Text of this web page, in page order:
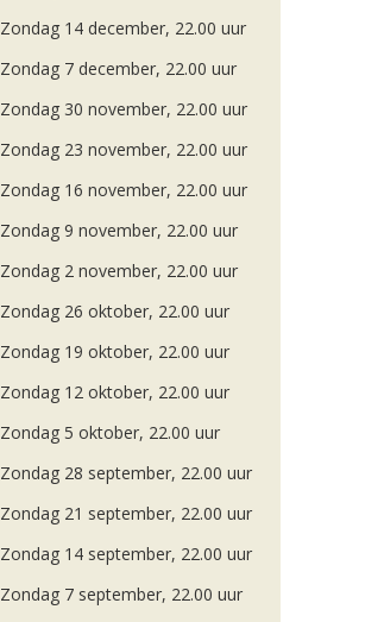
Zondag 14 december, 22.00 uur
Zondag 7 december, 22.00 uur
Zondag 30 november, 22.00 uur
Zondag 23 november, 22.00 uur
Zondag 16 november, 22.00 uur
Zondag 9 november, 22.00 uur
Zondag 2 november, 22.00 uur
Zondag 26 oktober, 22.00 uur
Zondag 19 oktober, 22.00 uur
Zondag 12 oktober, 22.00 uur
Zondag 5 oktober, 22.00 uur
Zondag 28 september, 22.00 uur
Zondag 21 september, 22.00 uur
Zondag 14 september, 22.00 uur
Zondag 7 september, 22.00 uur